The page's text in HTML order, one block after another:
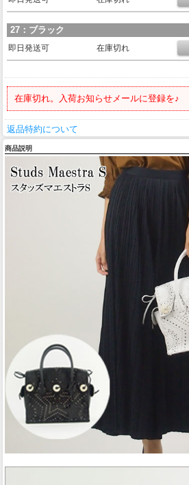
27：ブラック
即日発送可 在庫切れ
在庫切れ。入荷お知らせメールに登録を♪
返品特約について
商品説明